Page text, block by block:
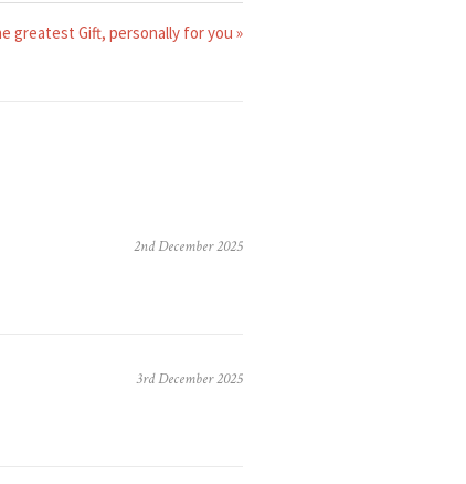
greatest Gift, personally for you »
2nd December 2025
3rd December 2025